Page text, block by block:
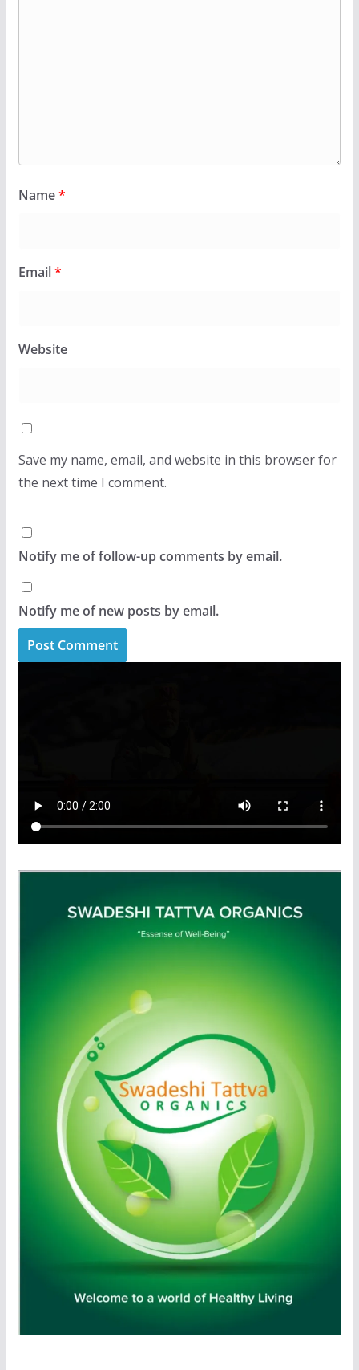
Name*
Email*
Website
Save my name, email, and website in this browser for
the next time I comment.
Notify me of follow-up comments by email.
Notify me of new posts by email.